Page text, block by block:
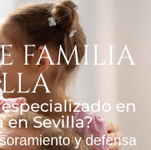
FAMILIA
en
Sevilla?
y defensa